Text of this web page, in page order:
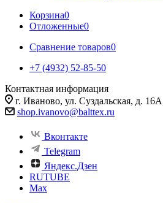
Корзина0
Отложенные0
Сравнение товаров0
+7 (4932) 52-85-50
Контактная информация
г. Иваново, ул. Суздальская, д.
shop.ivanovo@balttex.ru
Вконтакте
Telegram
Яндекс.Дзен
RUTUBE
Max